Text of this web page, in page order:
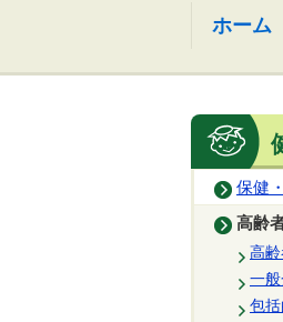
ホーム
保健
高齢
高
一
包